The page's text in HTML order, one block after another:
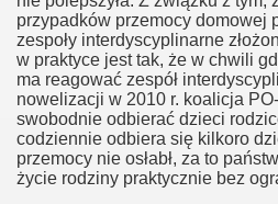
przypadków przemocy domowej
zespoły interdyscyplinarne
w praktyce jest tak, że w chwili
ma reagować zespół
nowelizacji w 2010 r. koalicja
swobodnie odbierać dzieci
codziennie odbiera się kilkoro
przemocy nie osłabł, za to
życie rodziny praktycznie bez
ministry